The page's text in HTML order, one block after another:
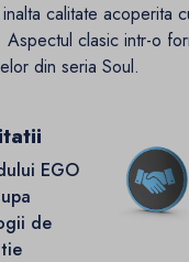
calitate acoperita
clasic intr-o
din seria Soul.
EGO
de